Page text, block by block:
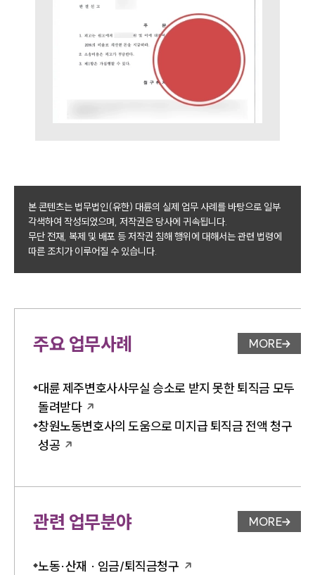
본 콘텐츠는 법무법인(유한) 대륜의 실제 업무 사례를 바탕으로 일부
각색하여 작성되었으며, 저작권은 당사에 귀속됩니다.
무단 전재, 복제 및 배포 등 저작권 침해 행위에 대해서는 관련 법령에
따른 조치가 이루어질 수 있습니다.
주요 업무사례 업무사례
MORE
대륜 제주변호사사무실 승소로 받지 못한 퇴직금 모두
돌려받다
창원노동변호사의 도움으로 미지급 퇴직금 전액 청구
성공
관련 업무분야 업무분야
MORE
노동·산재 · 임금/퇴직금청구